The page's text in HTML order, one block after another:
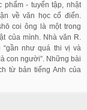
- tuyển tập, nhật
về văn học cổ điển.
coi ông là một trong
của mình. Nhà văn R.
“gần như quá thi vị và
con người”. Những bài
từ bản tiếng Anh của